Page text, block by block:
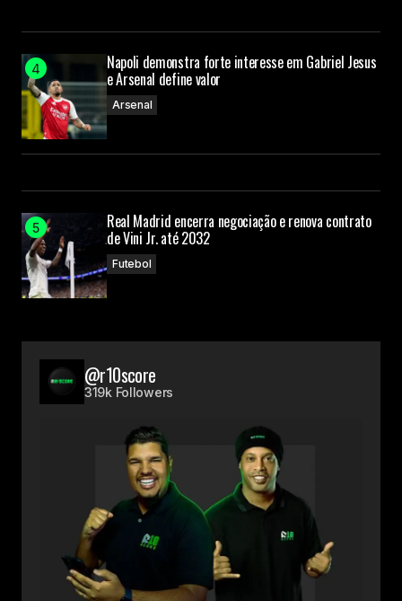
Napoli demonstra forte interesse em Gabriel Jesus
e Arsenal define valor
Arsenal
Real Madrid encerra negociação e renova contrato
de Vini Jr. até 2032
Futebol
@r10score
319k Followers